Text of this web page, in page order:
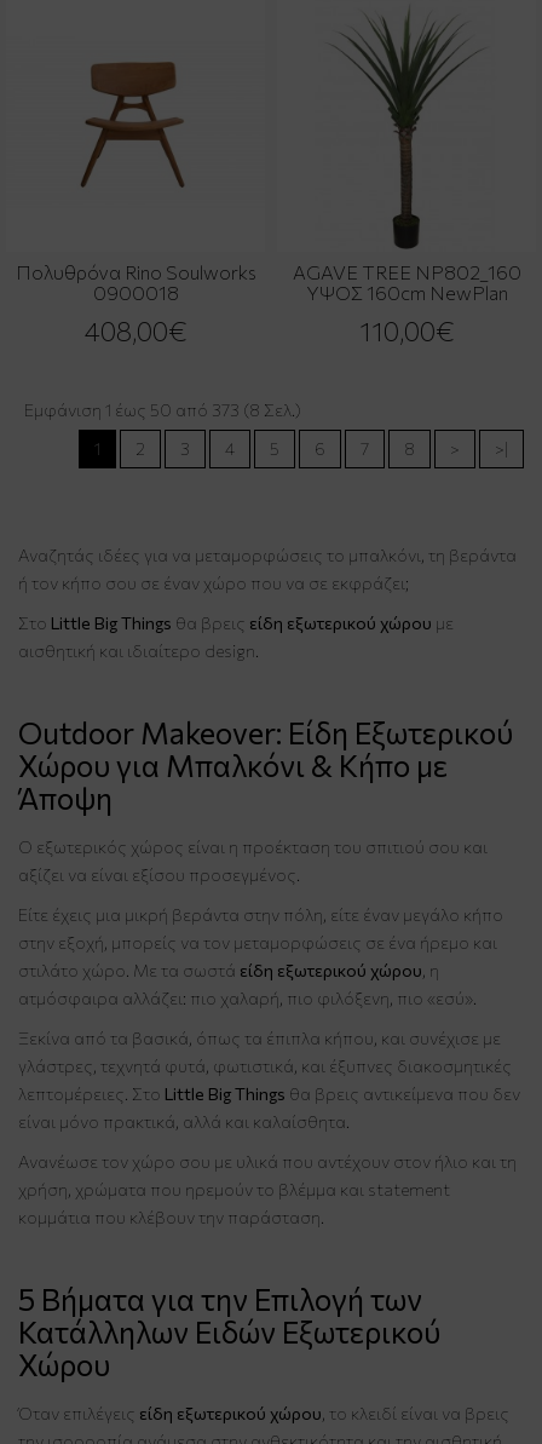
Πολυθρόνα Rino Soulworks
0900018
408,00€
AGAVE TREE NP802_160
ΥΨΟΣ 160cm NewPlan
110,00€
Εμφάνιση 1 έως 50 από 373 (8 Σελ.)
1
2 3 4 5 6 7 8 > >|
Αναζητάς ιδέες για να μεταμορφώσεις το μπαλκόνι, τη βεράντα
ή τον κήπο σου σε έναν χώρο που να σε εκφράζει;
Στο Little Big Things θα βρεις είδη εξωτερικού χώρου με
αισθητική και ιδιαίτερο design.
Outdoor Makeover: Είδη Εξωτερικού
Χώρου για Μπαλκόνι & Κήπο με
Άποψη
Ο εξωτερικός χώρος είναι η προέκταση του σπιτιού σου και
αξίζει να είναι εξίσου προσεγμένος.
Είτε έχεις μια μικρή βεράντα στην πόλη, είτε έναν μεγάλο κήπο
στην εξοχή, μπορείς να τον μεταμορφώσεις σε ένα ήρεμο και
στιλάτο χώρο. Με τα σωστά είδη εξωτερικού χώρου , η
ατμόσφαιρα αλλάζει: πιο χαλαρή, πιο φιλόξενη, πιο «εσύ».
Ξεκίνα από τα βασικά, όπως τα έπιπλα κήπου, και συνέχισε με
γλάστρες, τεχνητά φυτά, φωτιστικά, και έξυπνες διακοσμητικές
λεπτομέρειες. Στο Little Big Things θα βρεις αντικείμενα που δεν
είναι μόνο πρακτικά, αλλά και καλαίσθητα.
Ανανέωσε τον χώρο σου με υλικά που αντέχουν στον ήλιο και τη
χρήση, χρώματα που ηρεμούν το βλέμμα και statement
κομμάτια που κλέβουν την παράσταση.
5 Βήματα για την Επιλογή των
Κατάλληλων Ειδών Εξωτερικού
Χώρου
Όταν επιλέγεις είδη εξωτερικού χώρου , το κλειδί είναι να βρεις